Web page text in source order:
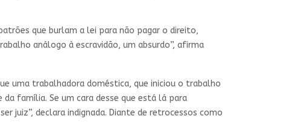
que burlam a lei para não pagar o direito,
análogo à escravidão, um absurdo”, afirma
uma trabalhadora doméstica, que iniciou o trabalho
família. Se um cara desse que está lá para
juiz”, declara indignada. Diante de retrocessos como